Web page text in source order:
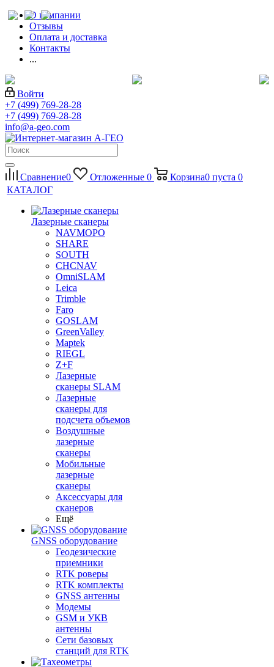
О компании
Отзывы
Оплата и доставка
Контакты
...
Войти
+7 (499) 769-28-28
+7 (499) 769-28-28
info@a-geo.com
Сравнение0 Отложенные 0 Корзина0 пуста 0
КАТАЛОГ
Лазерные сканеры
NAVMOPO
SHARE
SOUTH
CHCNAV
OmniSLAM
Leica
Trimble
Faro
GOSLAM
GreenValley
Maptek
RIEGL
Z+F
Лазерные
сканеры SLAM
Лазерные
сканеры для
подсчета объемов
Воздушные
лазерные
сканеры
Мобильные
лазерные
сканеры
Аксессуары для
сканеров
Ещё
GNSS оборудование
Геодезические
приемники
RTK роверы
RTK комплекты
GNSS антенны
Модемы
GSM и УКВ
антенны
Сети базовых
станций для RTK